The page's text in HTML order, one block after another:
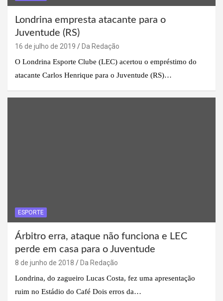
Londrina empresta atacante para o
Juventude (RS)
16 de julho de 2019
Da Redação
O Londrina Esporte Clube (LEC) acertou o empréstimo do
atacante Carlos Henrique para o Juventude (RS)…
ESPORTE
Árbitro erra, ataque não funciona e LEC
perde em casa para o Juventude
8 de junho de 2018
Da Redação
Londrina, do zagueiro Lucas Costa, fez uma apresentação
ruim no Estádio do Café Dois erros da…